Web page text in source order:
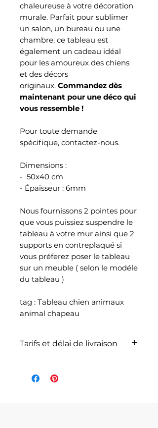
chaleureuse à votre décoration
murale. Parfait pour sublimer
un salon, un bureau ou une
chambre, ce tableau est
également un cadeau idéal
pour les amoureux des chiens
et des décors
originaux. Commandez dès
maintenant pour une déco qui
vous ressemble !
Pour toute demande
spécifique, contactez-nous.
Dimensions :
- 50x40 cm
- Épaisseur : 6mm
Nous fournissons 2 pointes pour
que vous puissiez suspendre le
tableau à votre mur ainsi que 2
supports en contreplaqué si
vous préferez poser le tableau
sur un meuble ( selon le modéle
du tableau )
tag : Tableau chien animaux
animal chapeau
Tarifs et délai de livraison
comprise dans le prix de